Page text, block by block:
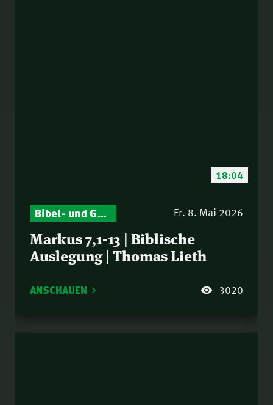
18:04
Bibel- und Gebetsstunde – Jeden Donnerstag neu: Vers-für-Vers-Auslegungen Fr. 8. Mai 2026
Markus 7,1-13 | Biblische
Auslegung | Thomas Lieth
ANSCHAUEN 3020